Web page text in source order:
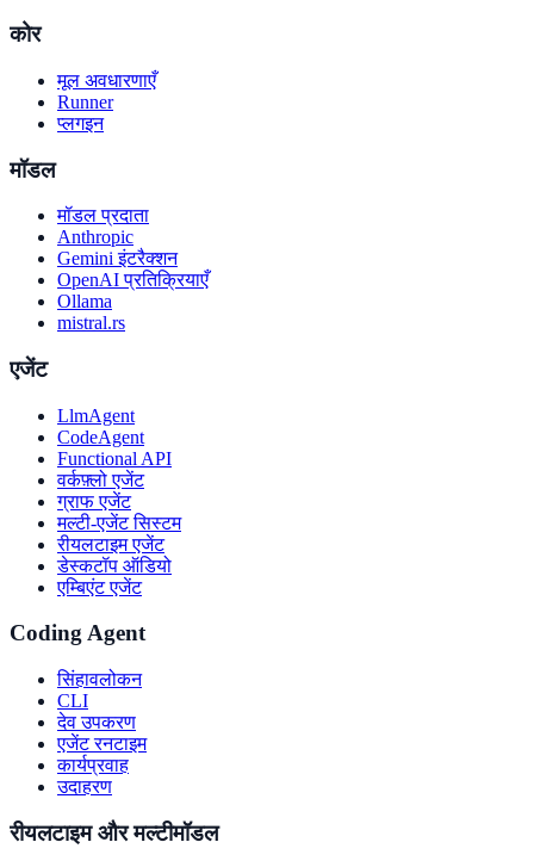
कोर
मूल अवधारणाएँ
Runner
प्लगइन
मॉडल
मॉडल प्रदाता
Anthropic
Gemini इंटरैक्शन
OpenAI प्रतिक्रियाएँ
Ollama
mistral.rs
एजेंट
LlmAgent
CodeAgent
Functional API
वर्कफ़्लो एजेंट
ग्राफ एजेंट
मल्टी-एजेंट सिस्टम
रीयलटाइम एजेंट
डेस्कटॉप ऑडियो
एम्बिएंट एजेंट
Coding Agent
सिंहावलोकन
CLI
देव उपकरण
एजेंट रनटाइम
कार्यप्रवाह
उदाहरण
रीयलटाइम और मल्टीमॉडल